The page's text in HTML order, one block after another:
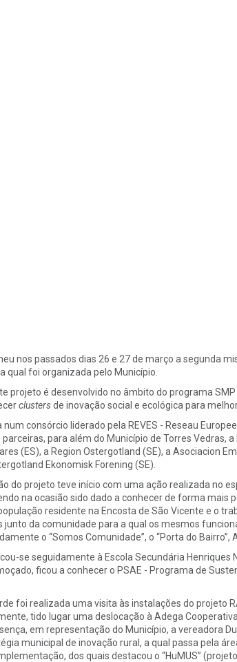
nos passados dias 26 e 27 de março a segunda
qual foi organizada pelo Município.
projeto é desenvolvido no âmbito do programa
clustersde inovação social e ecológica para
num consórcio liderado pela REVES - Reseau
para além do Município de Torres Vedras,
(ES), a Region Ostergotland (SE), a Asociacion
Ekonomisk Forening (SE).
do projeto teve início com uma ação realizada no
na ocasião sido dado a conhecer de forma mais
residente na Encosta de São Vicente e o
junto da comunidade para a qual os mesmos
o “Somos Comunidade”, o “Porta do Bairro”,
se seguidamente à Escola Secundária Henriques
ficou a conhecer o PSAE - Programa de
foi realizada uma visita às instalações do projeto
tido lugar uma deslocação à Adega
em representação do Município, a vereadora
municipal de inovação rural, a qual passa pela
dos quais destacou o “HuMUS”